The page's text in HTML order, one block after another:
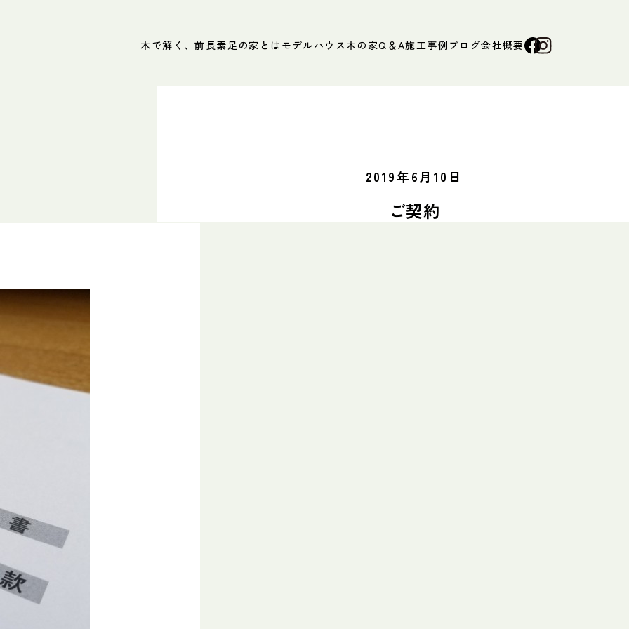
木で解く、前長素足の家とは モデルハウス木の家Q＆A施工事例 ブログ会社概要
2019年6月10日
ご契約